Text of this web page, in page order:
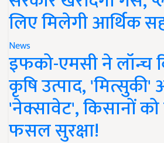
लिए मिलेगी आर्थिक
News
इफको-एमसी ने लॉन्च
कृषि उत्पाद,
'नेक्सावेट', किसानों को
फसल सुरक्षा!